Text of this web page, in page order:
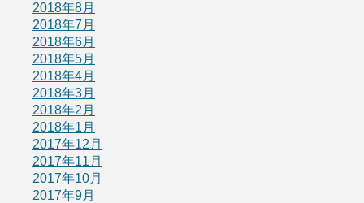
2018年8月
2018年7月
2018年6月
2018年5月
2018年4月
2018年3月
2018年2月
2018年1月
2017年12月
2017年11月
2017年10月
2017年9月